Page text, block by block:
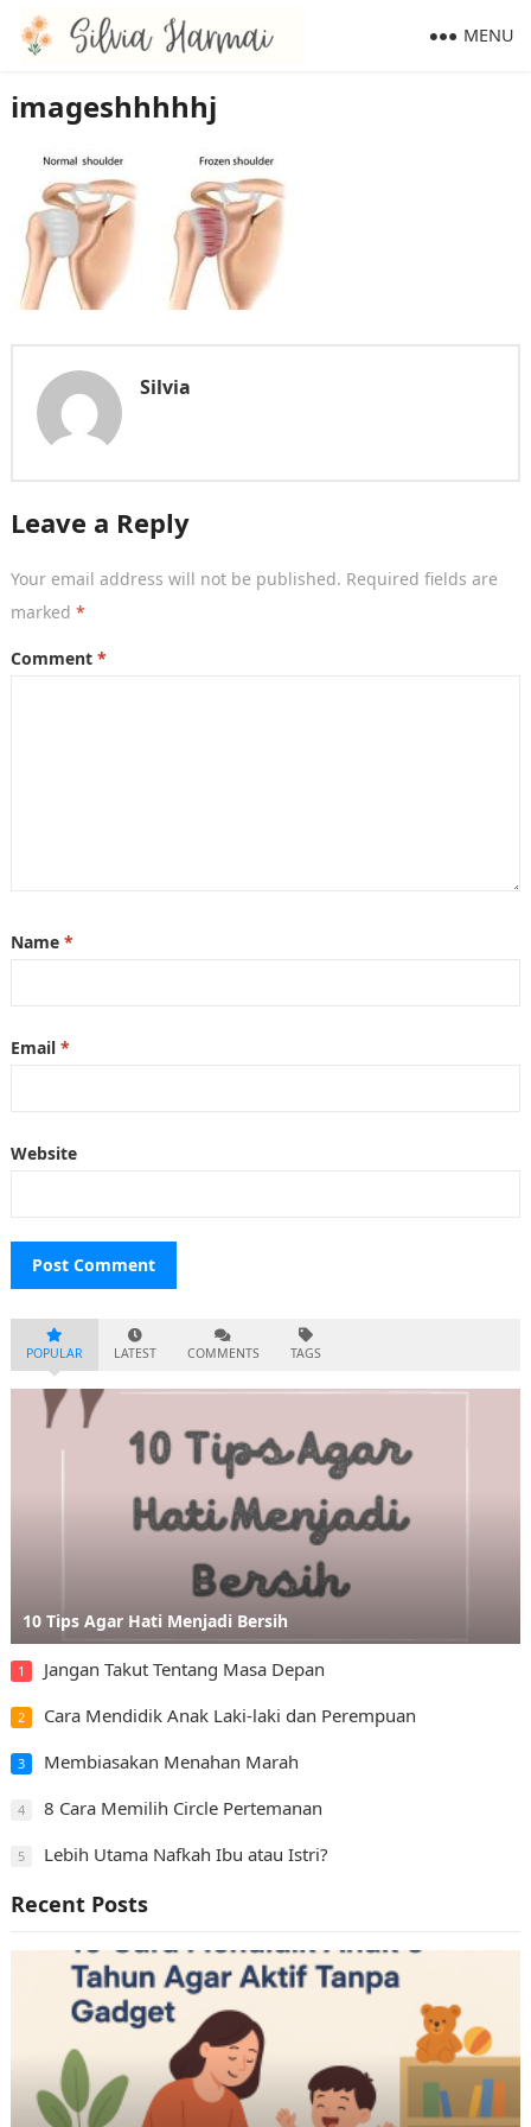
MENU
imageshhhhhj
Silvia
Leave a Reply
Your email address will not be published. Required fields are
marked *
Comment *
Name *
Email *
Website
POPULAR LATEST COMMENTS TAGS
10 Tips Agar Hati Menjadi Bersih
1 Jangan Takut Tentang Masa Depan
2 Cara Mendidik Anak Laki-laki dan Perempuan
3 Membiasakan Menahan Marah
4 8 Cara Memilih Circle Pertemanan
5 Lebih Utama Nafkah Ibu atau Istri?
Recent Posts